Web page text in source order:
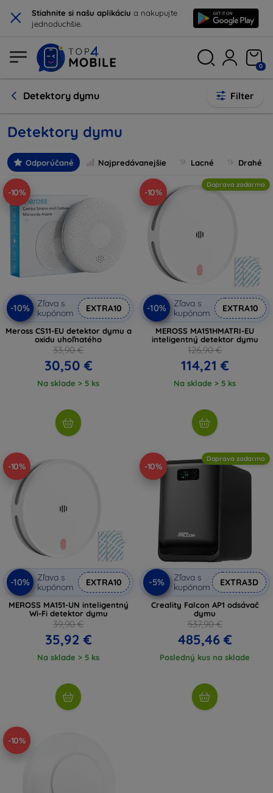
× Stiahnite si našu aplikáciu a nakupujte
jednoduchšie.
0
Detektory dymu Filter
Detektory dymu
Odporúčané Najpredávanejšie Lacné Drahé
-10%
-10%
Zľava s
kupónom
EXTRA10
Meross CS11-EU detektor dymu a
oxidu uhoľnatého
33,90 €
30,50 €
Na sklade > 5 ks
-10%
Doprava zadarmo
-10%
Zľava s
kupónom
EXTRA10
MEROSS MA151HMATRI-EU
inteligentný detektor dymu
126,90 €
114,21 €
Na sklade > 5 ks
-10%
-10%
Zľava s
kupónom
EXTRA10
MEROSS MA151-UN inteligentný
Wi-Fi detektor dymu
39,90 €
35,92 €
Na sklade > 5 ks
-10%
Doprava zadarmo
-5%
Zľava s
kupónom
EXTRA3D
Creality Falcon AP1 odsávač
dymu
537,90 €
485,46 €
Posledný kus na sklade
-10%